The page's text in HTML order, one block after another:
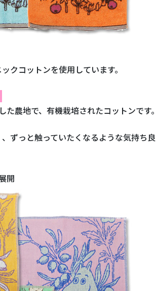
クコットンを使用しています。
農地で、有機栽培されたコットンです。
ずっと触っていたくなるような気持ち
開